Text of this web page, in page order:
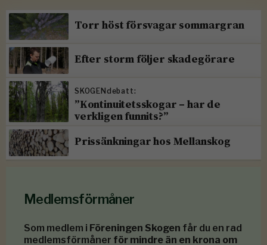
Torr höst försvagar sommargran
Efter storm följer skadegörare
SKOGENdebatt:
”Kontinuitetsskogar – har de
verkligen funnits?”
Prissänkningar hos Mellanskog
Medlemsförmåner
Som medlem i Föreningen Skogen får du en rad
medlemsförmåner för mindre än en krona om